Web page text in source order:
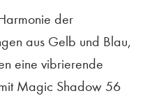
der
aus Gelb und Blau,
eine vibrierende
Magic Shadow 56